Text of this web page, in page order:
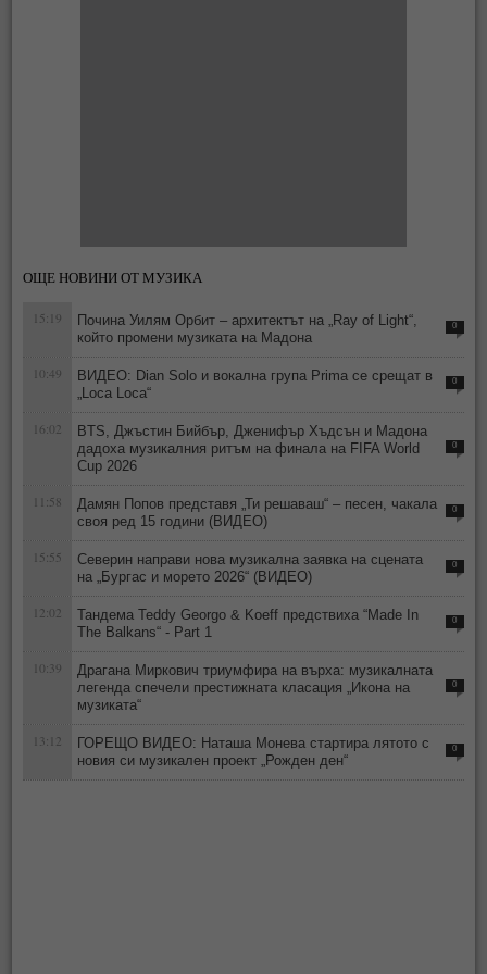
ОЩЕ НОВИНИ ОТ МУЗИКА
15:19
Почина Уилям Орбит – архитектът на „Ray of Light“,
който промени музиката на Мадона
0
10:49
ВИДЕО: Dian Solo и вокална група Prima се срещат в
„Loca Loca“
0
16:02
BTS, Джъстин Бийбър, Дженифър Хъдсън и Мадона
дадоха музикалния ритъм на финала на FIFA World
Cup 2026
0
11:58
Дамян Попов представя „Ти решаваш“ – песен, чакала
своя ред 15 години (ВИДЕО)
0
15:55
Северин направи нова музикална заявка на сцената
на „Бургас и морето 2026“ (ВИДЕО)
0
12:02
Тандема Teddy Georgo & Koeff предствиха “Made In
The Balkans“ - Part 1
0
10:39
Драгана Миркович триумфира на върха: музикалната
легенда спечели престижната класация „Икона на
музиката“
0
13:12
ГОРЕЩО ВИДЕО: Наташа Монева стартира лятото с
новия си музикален проект „Рожден ден“
0